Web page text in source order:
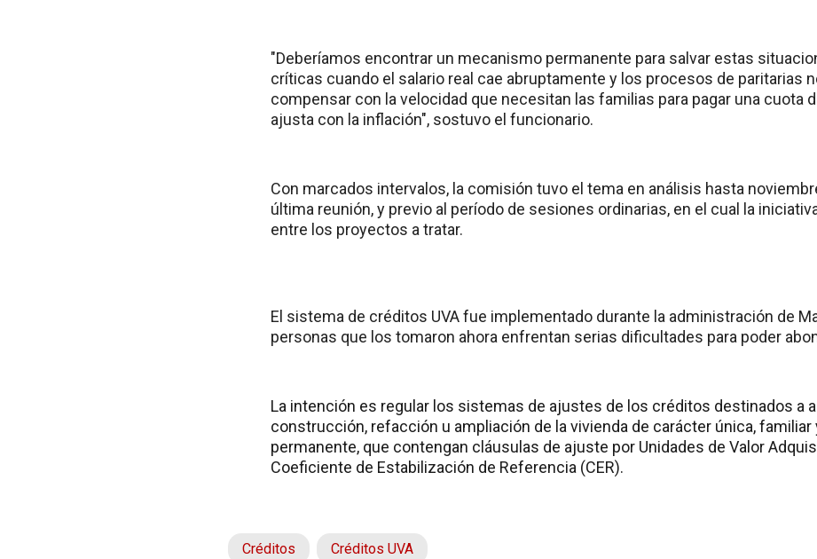
"Deberíamos encontrar un mecanismo permanente para salvar estas
críticas cuando el salario real cae abruptamente y los procesos de paritarias
compensar con la velocidad que necesitan las familias para pagar una cuota
ajusta con la inflación", sostuvo el funcionario.
Con marcados intervalos, la comisión tuvo el tema en análisis hasta
última reunión, y previo al período de sesiones ordinarias, en el cual la
entre los proyectos a tratar.
El sistema de créditos UVA fue implementado durante la administración de
personas que los tomaron ahora enfrentan serias dificultades para poder
La intención es regular los sistemas de ajustes de los créditos destinados a
construcción, refacción u ampliación de la vivienda de carácter única, familiar
permanente, que contengan cláusulas de ajuste por Unidades de Valor
Coeficiente de Estabilización de Referencia (CER).
Créditos Créditos UVA